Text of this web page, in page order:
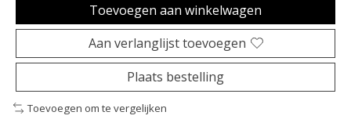
Toevoegen aan winkelwagen
Aan verlanglijst toevoegen
Plaats bestelling
Toevoegen om te vergelijken